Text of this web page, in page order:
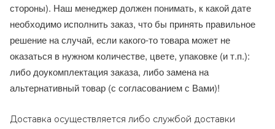
стороны). Наш менеджер должен понимать, к какой дате
необходимо исполнить заказ, что бы принять правильное
решение на случай, если какого-то товара может не
оказаться в нужном количестве, цвете, упаковке (и т.п.):
либо доукомплектация заказа, либо замена на
альтернативный товар (с согласованием с Вами)!
Доставка осуществляется либо службой доставки